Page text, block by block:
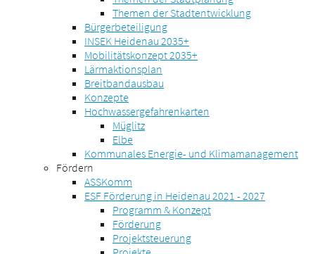
Themen der Stadtentwicklung
Bürgerbeteiligung
INSEK Heidenau 2035+
Mobilitätskonzept 2035+
Lärmaktionsplan
Breitbandausbau
Konzepte
Hochwassergefahrenkarten
Müglitz
Elbe
Kommunales Energie- und Klimamanagement
Fördern
ASSKomm
ESF Förderung in Heidenau 2021 - 2027
Programm & Konzept
Förderung
Projektsteuerung